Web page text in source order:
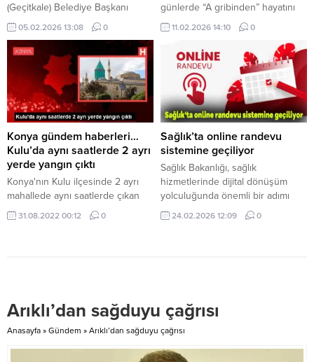
(Geçitkale) Belediye Başkanı
Pieris Yipsiotis, haklarında
yürütülen cezai soruşturmalar
sebebiyle dün açığa alındı. Politis
ve diğer gazetelerde yer alan
habere göre, Rum İçişleri
Bakanlığı dün yaptığı açıklamada,
Baf Belediye Başkanı Fidonas
Fidonos ve “Lefkoniko”
(Geçitkale) Belediye Başkanı
Pieris Yipsiotis’in görevlerinden
uzaklaştırıldıklarını duyurdu.
Gazete,...
05.02.2026 13:08 0
günlerde “A gribinden” hayatını
kaybettiği ve gripten hayatını
kaybedenlerin sayısının 32’ye
ulaştığı kaydedildi. Politis gazetesi
konuyla ilgili haberinde gripten
ötürü hayatını kaydeden 32
kişiden 22’sinin 80 yaş üstü
kişiler olduğunu yazarken, iki
hafta önce 4 yaşındaki bir kız
çocuğunun da gripten ötürü
hayatını kaybettiğinin...
11.02.2026 14:10 0
Konya gündem haberleri…
Kulu’da aynı saatlerde 2 ayrı
yerde yangın çıktı
Konya'nın Kulu ilçesinde 2 ayrı
mahallede aynı saatlerde çıkan
yangınlar itfaiye ekipleri
tarafından söndürüldü. Alınan
31.08.2022 00:12 0
Sağlık’ta online randevu
sistemine geçiliyor
Sağlık Bakanlığı, sağlık
hizmetlerinde dijital dönüşüm
yolculuğunda önemli bir adımı
hayata geçiriyor. Yeni Hastane
Randevu Sistemi (HRS) Mart ayı
güncelleme olmadığını, aynı
zamanda sağlık hizmetlerinde
erişilebilirlik ve vatandaş
memnuniyetini merkeze alan...
24.02.2026 12:09 0
Arıklı’dan sağduyu çağrısı
Anasayfa » Gündem » Arıklı’dan sağduyu çağrısı